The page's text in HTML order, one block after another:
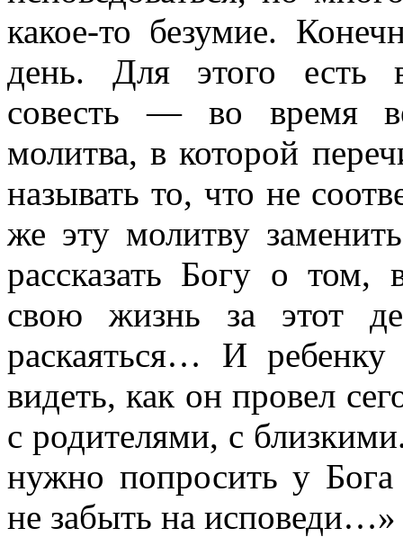
какое-то безумие.
день. Для этого есть
совесть — во время
молитва, в которой
называть то, что не
же эту молитву
рассказать Богу о
свою жизнь за этот
раскаяться… И
видеть, как он провел
с родителями, с
нужно попросить у
не забыть на исповеди…»